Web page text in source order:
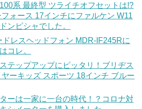
系 最終型 ツライチオフセットは!?
ォース 17インチにファルケン W11
ンピシャでした。
ドレスヘッドフォン MDR-IF245Rに
コレ。
テップアップにピッタリ！ブリヂス
ヤーキッズ スポーツ 18インチ ブルー
ーは一家に一台の時代！？コロナ対